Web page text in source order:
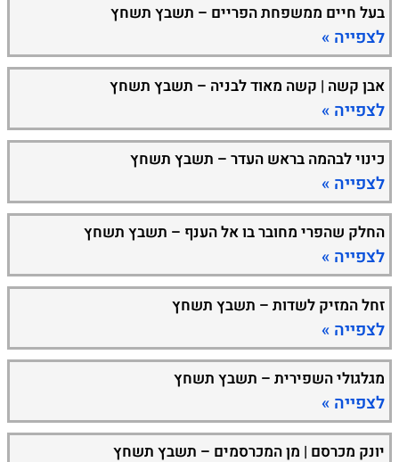
בעל חיים ממשפחת הפריים – תשבץ תשחץ
לצפייה »
אבן קשה | קשה מאוד לבניה – תשבץ תשחץ
לצפייה »
כינוי לבהמה בראש העדר – תשבץ תשחץ
לצפייה »
החלק שהפרי מחובר בו אל הענף – תשבץ תשחץ
לצפייה »
זחל המזיק לשדות – תשבץ תשחץ
לצפייה »
מגלגולי השפירית – תשבץ תשחץ
לצפייה »
יונק מכרסם | מן המכרסמים – תשבץ תשחץ